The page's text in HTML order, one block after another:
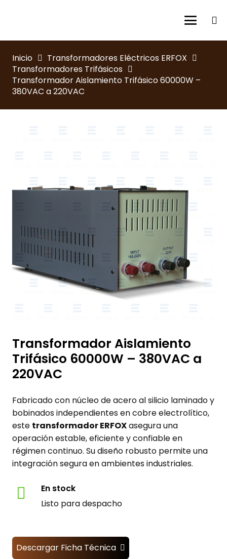
Inicio
Transformadores Eléctricos ERFOX
Transformadores Trifásicos
Transformador Aislamiento Trifásico 60000W –
380VAC a 220VAC
Transformador Aislamiento
Trifásico 60000W – 380VAC a
220VAC
Fabricado con núcleo de acero al silicio laminado y
bobinados independientes en cobre electrolítico,
este transformador ERFOXasegura una
operación estable, eficiente y confiable en
régimen continuo. Su diseño robusto permite una
integración segura en ambientes industriales.
En stock
Listo para despacho
Descargar Ficha Técnica